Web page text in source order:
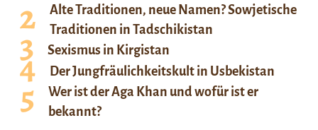
Alte Traditionen, neue Namen? Sowjetische
Traditionen in Tadschikistan
Sexismus in Kirgistan
Der Jungfräulichkeitskult in Usbekistan
Wer ist der Aga Khan und wofür ist er
bekannt?